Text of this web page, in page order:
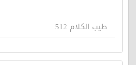
طيب الكلام 512